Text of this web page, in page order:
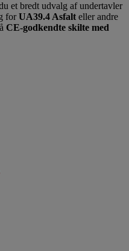
et bredt udvalg af undertavler
for UA39.4 Asfalt eller andre
CE-godkendte skilte med